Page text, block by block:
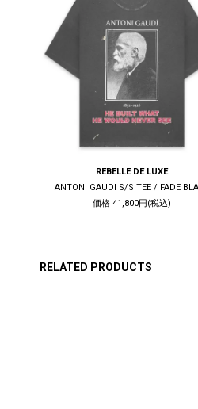
REBELLE DE LUXE
ANTONI GAUDI S/S TEE / FADE
価格 41,800円(税込)
RELATED PRODUCTS